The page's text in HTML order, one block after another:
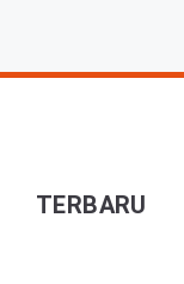
isi
TERBARU